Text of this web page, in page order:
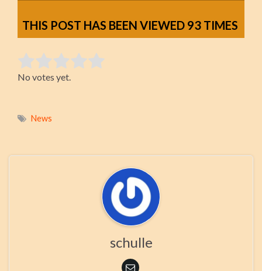
THIS POST HAS BEEN VIEWED 93 TIMES
Rate this item:
Submit Rating
No votes yet.
News
schulle